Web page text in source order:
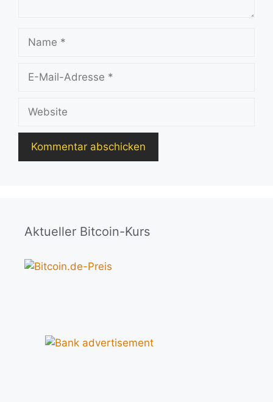
Mail-
Aktueller Bitcoin-Kurs